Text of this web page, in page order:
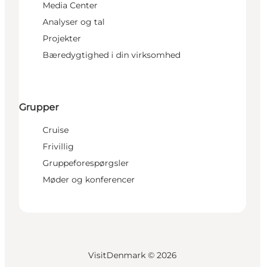
Media Center
Analyser og tal
Projekter
Bæredygtighed i din virksomhed
Grupper
Cruise
Frivillig
Gruppeforespørgsler
Møder og konferencer
VisitDenmark © 2026